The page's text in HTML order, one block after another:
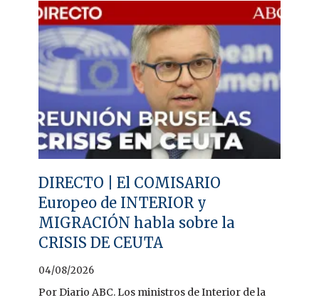
DIRECTO | El COMISARIO
Europeo de INTERIOR y
MIGRACIÓN habla sobre la
CRISIS DE CEUTA
04/08/2026
Por Diario ABC. Los ministros de Interior de la